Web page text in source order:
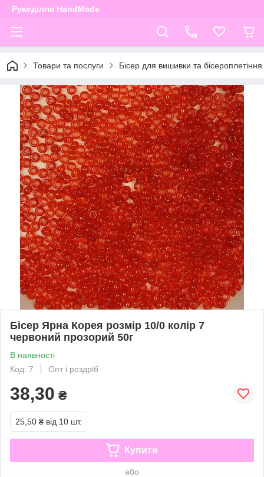
Рукоділля HandMade
Товари та послуги Бісер для вишивки та бісероплетіння
Бісер Ярна Корея розмір 10/0 колір 7
червоний прозорий 50г
В наявності
Код: 7
Опт і роздріб
38,30 ₴
25,50 ₴ від 10 шт.
Купити
або